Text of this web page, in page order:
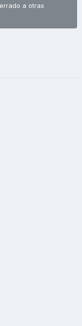
a otras